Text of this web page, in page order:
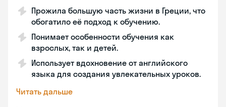
Прожила большую часть жизни в Греции, что
обогатило её подход к обучению.
Понимает особенности обучения как
взрослых, так и детей.
Использует вдохновение от английского
языка для создания увлекательных уроков.
Читать дальше